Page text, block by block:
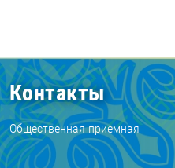
Контакты
Общественная приемная